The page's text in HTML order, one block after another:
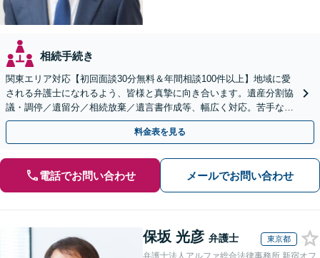
相続手続き
関東エリア対応【初回面談30分無料＆年間相談100件以上】地域に愛
される弁護士になれるよう、皆様と真摯に向き合います。遺産分割協
議・調停／遺留分／相続放棄／遺言書作成等、幅広く対応。苦手な親
族との交渉や書面作成等も◎【分かりやすい費用体系】
料金表を見る
電話でお問い合わせ メールでお問い合わせ
保坂 光彦 弁護士 東京都
弁護士法人アルファ総合法律事務所 新宿オフ